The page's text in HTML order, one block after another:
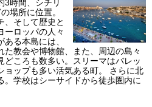
3時間、シチリ
場所に位置。
、そして歴史と
ーロッパの人々
る本島には、
た教会や博物館、また、周辺の島々
どころも数多い。スリーマはバレッ
ョップも多い活気ある町。 さらに北
。学校はシーサイドから徒歩圏内に